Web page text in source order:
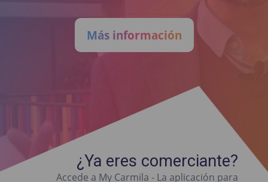
Más información
¿Ya eres comerciante?
Accede a My Carmila - La aplicación para